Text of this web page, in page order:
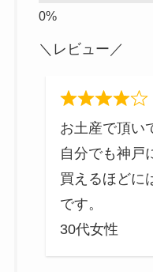
＼レビュー／
お土産で頂い
自分でも神戸
買えるほどに
です。
30代女性